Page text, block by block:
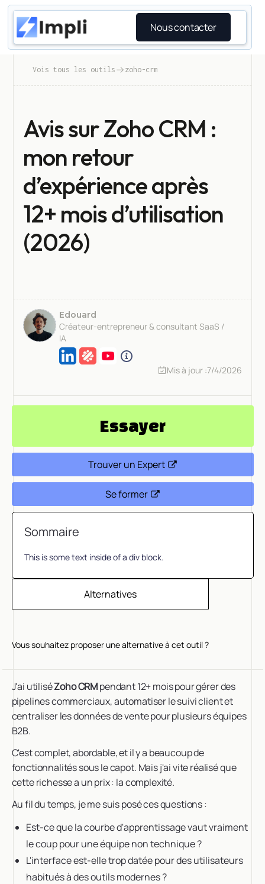
Nous contacter
Vois tous les outils zoho-crm
Avis sur Zoho CRM :
mon retour
d’expérience après
12+ mois d’utilisation
(2026)
Edouard
Créateur-entrepreneur & consultant SaaS /
IA
Mis à jour :7/4/2026
Essayer
Trouver un Expert
Se former
Sommaire
This is some text inside of a div block.
Alternatives
Vous souhaitez proposer une alternative à cet outil ?
J'ai utiliséZoho CRMpendant 12+ mois pour gérer des
pipelines commerciaux, automatiser le suivi client et
centraliser les données de vente pour plusieurs équipes
B2B.
C'est complet, abordable, et il y a beaucoup de
fonctionnalités sous le capot. Mais j'ai vite réalisé que
cette richesse a un prix : la complexité.
Au fil du temps, je me suis posé ces questions :
Est-ce que la courbe d'apprentissage vaut vraiment
le coup pour une équipe non technique ?
L'interface est-elle trop datée pour des utilisateurs
habitués à des outils modernes ?